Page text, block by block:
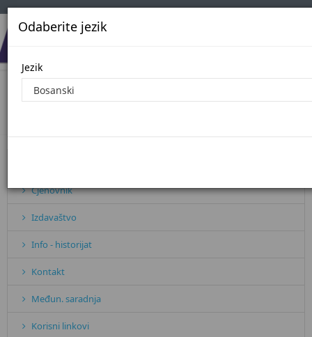
Odaberite jezik
Jezik
Javne nabavke - 2024. godina
Cjenovnik
Izdavaštvo
Info - historijat
Kontakt
Međun. saradnja
Korisni linkovi